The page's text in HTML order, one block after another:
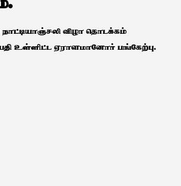
நாட்டியாஞ்சலி விழா தொடக்கம்
உள்ளிட்ட ஏராளமானோர் பங்கேற்பு.